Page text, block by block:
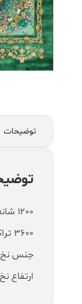
توضیحات
۱۲۰۰ شانه
۳۶۰۰ تراکم
جنس نخ: %100
ارتفاع نخ